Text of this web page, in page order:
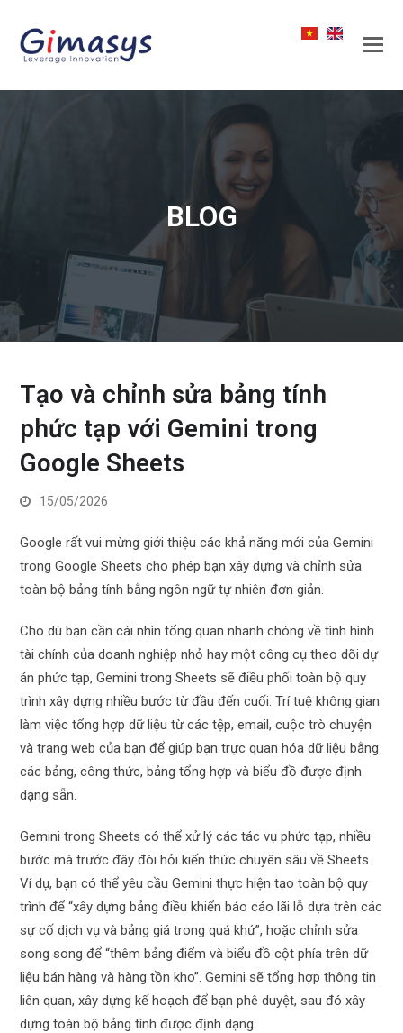
BLOG
Tạo và chỉnh sửa bảng tính
phức tạp với Gemini trong
Google Sheets
15/05/2026
Google rất vui mừng giới thiệu các khả năng mới của Gemini
trong Google Sheets cho phép bạn xây dựng và chỉnh sửa
toàn bộ bảng tính bằng ngôn ngữ tự nhiên đơn giản.
Cho dù bạn cần cái nhìn tổng quan nhanh chóng về tình hình
tài chính của doanh nghiệp nhỏ hay một công cụ theo dõi dự
án phức tạp, Gemini trong Sheets sẽ điều phối toàn bộ quy
trình xây dựng nhiều bước từ đầu đến cuối. Trí tuệ không gian
làm việc tổng hợp dữ liệu từ các tệp, email, cuộc trò chuyện
và trang web của bạn để giúp bạn trực quan hóa dữ liệu bằng
các bảng, công thức, bảng tổng hợp và biểu đồ được định
dạng sẵn.
Gemini trong Sheets có thể xử lý các tác vụ phức tạp, nhiều
bước mà trước đây đòi hỏi kiến ​​thức chuyên sâu về Sheets.
Ví dụ, bạn có thể yêu cầu Gemini thực hiện tạo toàn bộ quy
trình để “xây dựng bảng điều khiển báo cáo lãi lỗ dựa trên các
sự cố dịch vụ và bảng giá trong quá khứ”, hoặc chỉnh sửa
song song để “thêm bảng điểm và biểu đồ cột phía trên dữ
liệu bán hàng và hàng tồn kho”. Gemini sẽ tổng hợp thông tin
liên quan, xây dựng kế hoạch để bạn phê duyệt, sau đó xây
dựng toàn bộ bảng tính được định dạng.